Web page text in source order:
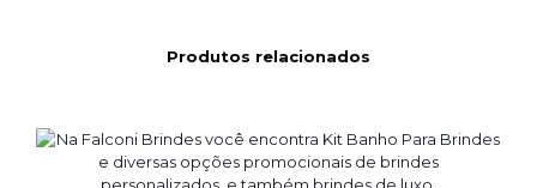
Produtos relacionados